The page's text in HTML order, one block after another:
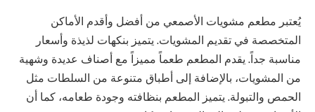
يُعتبر مطعم مشويات الأصمعي من أفضل وأقدم الأماكن
المتخصصة في تقديم المشويات. يتميز بنكهات لذيذة وأسعار
مناسبة جداً. يقدم المطعم طعماً مميزاً مع أصناف عديدة وشهية
من المشويات، بالإضافة إلى أطباق متنوعة من السلطات مثل
الحمص والتبولة. يتميز المطعم بنظافته وجودة طعامه، كما أن